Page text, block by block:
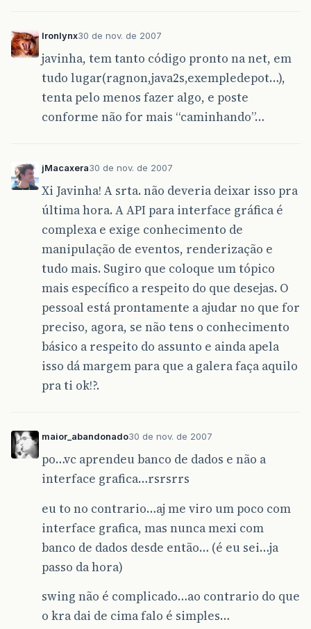
Ironlynx30 de nov. de 2007
javinha, tem tanto código pronto na net, em
tudo lugar(ragnon,java2s,exempledepot…),
tenta pelo menos fazer algo, e poste
conforme não for mais “caminhando”…
jMacaxera30 de nov. de 2007
Xi Javinha! A srta. não deveria deixar isso pra
última hora. A API para interface gráfica é
complexa e exige conhecimento de
manipulação de eventos, renderização e
tudo mais. Sugiro que coloque um tópico
mais específico a respeito do que desejas. O
pessoal está prontamente a ajudar no que for
preciso, agora, se não tens o conhecimento
básico a respeito do assunto e ainda apela
isso dá margem para que a galera faça aquilo
pra ti ok!?.
maior_abandonado30 de nov. de 2007
po…vc aprendeu banco de dados e não a
interface grafica…rsrsrrs
eu to no contrario…aj me viro um poco com
interface grafica, mas nunca mexi com
banco de dados desde então… (é eu sei…ja
passo da hora)
swing não é complicado…ao contrario do que
o kra dai de cima falo é simples…